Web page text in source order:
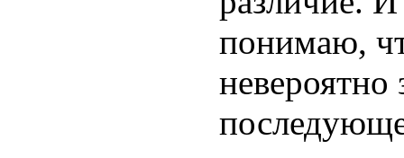
понимаю,